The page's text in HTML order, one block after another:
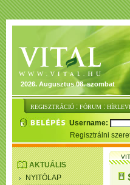
2026. Augusztus 08. szombat
REGISZTRÁCIÓ : FÓRUM :
Username:
Regisztrálni
AKTUÁLIS
NYITÓLAP